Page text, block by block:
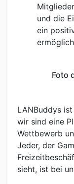
und die
ein
Foto
LANBuddys
wir sind eine
Wettbewerb
Jeder, der
sieht, ist bei